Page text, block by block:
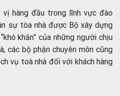
vị hàng đầu trong lĩnh vực đào
sự tòa nhà được Bộ xây dựng
khăn” của những người chịu
các bộ phận chuyên môn cũng
vụ toà nhà đối với khách hàng